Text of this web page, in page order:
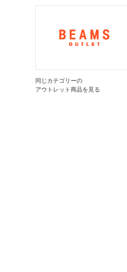
同じカテゴリーの
アウトレット商品を見る